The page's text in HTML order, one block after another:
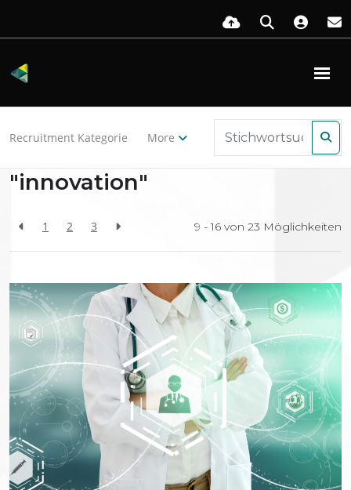
Recruitment Kategorie More
"innovation"
1 2 3 9 - 16 von 23 Möglichkeiten